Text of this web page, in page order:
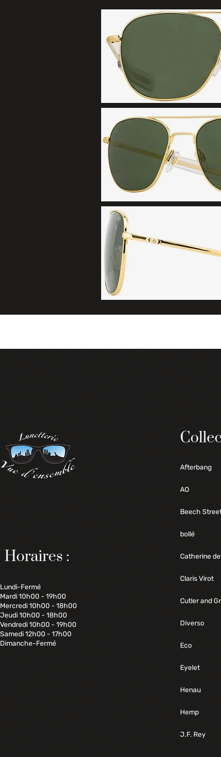
Horaires :
Lundi-Fermé
Mardi 10h00 - 19h00
Mercredi 10h00 - 18h00
Jeudi 10h00 - 18h00
Vendredi 10h00 - 19h00
Samedi 12h00 - 17h00
Dimanche-Fermé
Afterbang
AO
Beech
bollé
Catherine
Claris Virot
Cutler and
Diverso
Eco
Eyelet
Henau
Hemp
J.F. Rey